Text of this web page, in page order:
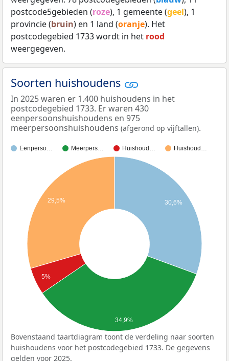
postcode5gebieden (roze), 1 gemeente (geel), 1
provincie (bruin) en 1 land (oranje). Het
postcodegebied 1733 wordt in het rood
weergegeven.
Soorten huishoudens
In 2025 waren er 1.400 huishoudens in het
postcodegebied 1733. Er waren 430
eenpersoonshuishoudens en 975
meerpersoonshuishoudens (afgerond op vijftallen).
Eenperso… Meerpers… Huishoud… Huishoud…
30,6%
29,5%
5%
34,9%
Bovenstaand taartdiagram toont de verdeling naar soorten
huishoudens voor het postcodegebied 1733. De gegevens
gelden voor 2025.